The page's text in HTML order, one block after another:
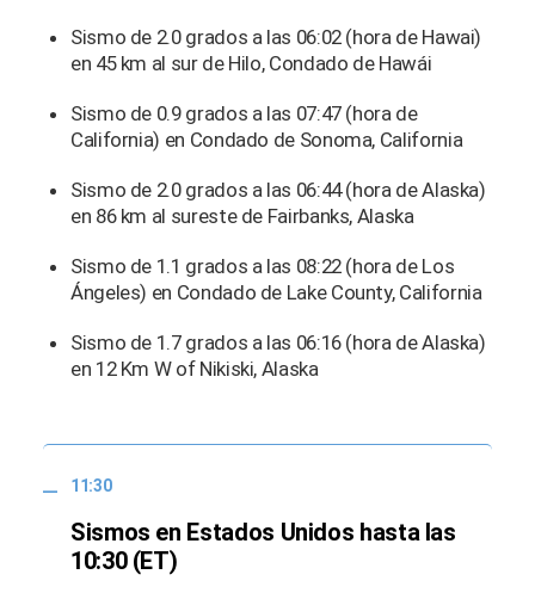
Sismo de 2.0 grados a las 06:02 (hora de Hawai)
en 45 km al sur de Hilo, Condado de Hawái
Sismo de 0.9 grados a las 07:47 (hora de
California) en Condado de Sonoma, California
Sismo de 2.0 grados a las 06:44 (hora de Alaska)
en 86 km al sureste de Fairbanks, Alaska
Sismo de 1.1 grados a las 08:22 (hora de Los
Ángeles) en Condado de Lake County, California
Sismo de 1.7 grados a las 06:16 (hora de Alaska)
en 12 Km W of Nikiski, Alaska
11:30
Sismos en Estados Unidos hasta las
10:30 (ET)